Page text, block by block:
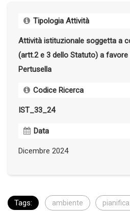
Tipologia Attività
Attività istituzionale soggetta a
(artt.2 e 3 dello Statuto) a
Pertusella
Codice Ricerca
IST_33_24
Data
Dicembre 2024
Tags: ambiente